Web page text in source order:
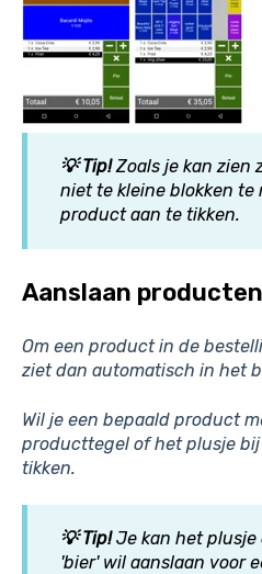
💡 Tip!Zoals je kan zien
niet te kleine blokken
product aan te tikken.
Aanslaan producten
Om een product in de
ziet dan automatisch in het
Wil je een bepaald product
producttegel of het plusje
tikken.
💡 Tip!Je kan het plusje
'bier' wil aanslaan voor